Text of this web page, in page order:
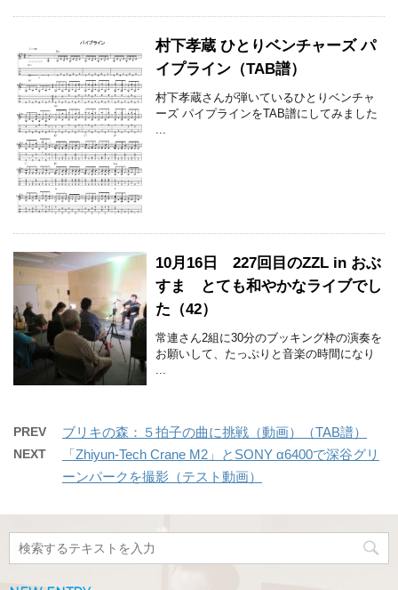
村下孝蔵 ひとりベンチャーズ パ
イプライン（TAB譜）
村下孝蔵さんが弾いているひとりベンチャ
ーズ パイプラインをTAB譜にしてみました
...
10月16日 227回目のZZL in おぶ
すま とても和やかなライブでし
た（42）
常連さん2組に30分のブッキング枠の演奏を
お願いして、たっぷりと音楽の時間になり
PREV ブリキの森：５拍子の曲に挑戦（動画）（TAB譜）
NEXT
「Zhiyun-Tech Crane M2」とSONY α6400で深谷グリ
ーンパークを撮影（テスト動画）